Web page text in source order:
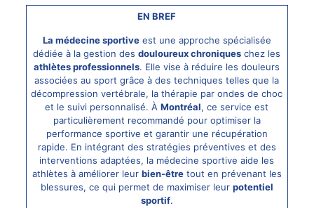
EN BREF
La médecine sportiveest une approche spécialisée
dédiée à la gestion desdouloureux chroniques chez les
athlètes professionnels. Elle vise à réduire les douleurs
associées au sport grâce à des techniques telles que la
décompression vertébrale, la thérapie par ondes de choc
et le suivi personnalisé. ÀMontréal, ce service est
particulièrement recommandé pour optimiser la
performance sportive et garantir une récupération
rapide. En intégrant des stratégies préventives et des
interventions adaptées, la médecine sportive aide les
athlètes à améliorer leur bien-êtretout en prévenant les
blessures, ce qui permet de maximiser leur potentiel
sportif.